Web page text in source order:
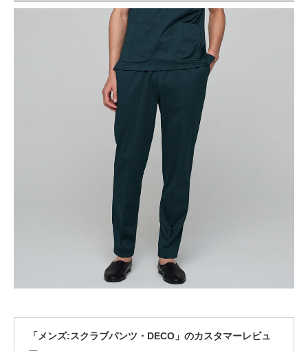
「メンズ:スクラブパンツ・DECO」のカスタマーレビュ